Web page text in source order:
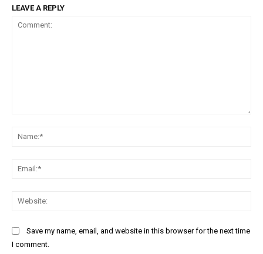
LEAVE A REPLY
Save my name, email, and website in this browser for the next time
I comment.